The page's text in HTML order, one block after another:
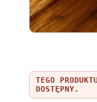
TEGO
DOSTĘPNY.